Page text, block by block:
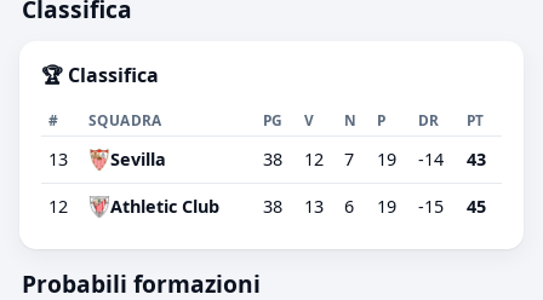
Classifica
🏆 Classifica
# SQUADRA PG V N P DR PT
13 Sevilla 38 12 7 19 -14 43
12 Athletic Club 38 13 6 19 -15 45
Probabili formazioni